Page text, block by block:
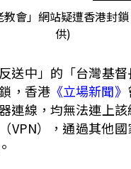
教會」網站疑遭香港封
供)
送中」的「台灣基
，香港 《立場新聞》
連線，均無法連上
VPN），通過其他國